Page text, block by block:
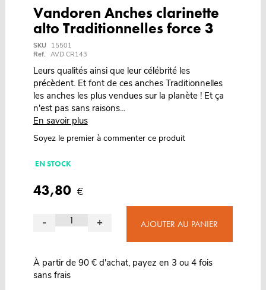
Vandoren Anches clarinette
alto Traditionnelles force 3
SKU
15501
Ref. AVD CR143
Leurs qualités ainsi que leur célébrité les
précèdent. Et font de ces anches Traditionnelles
les anches les plus vendues sur la planète ! Et ça
n'est pas sans raisons...
En savoir plus
Soyez le premier à commenter ce produit
EN STOCK
43,80 €
- + AJOUTER AU PANIER
À partir de 90 € d'achat, payez en 3 ou 4 fois
sans frais